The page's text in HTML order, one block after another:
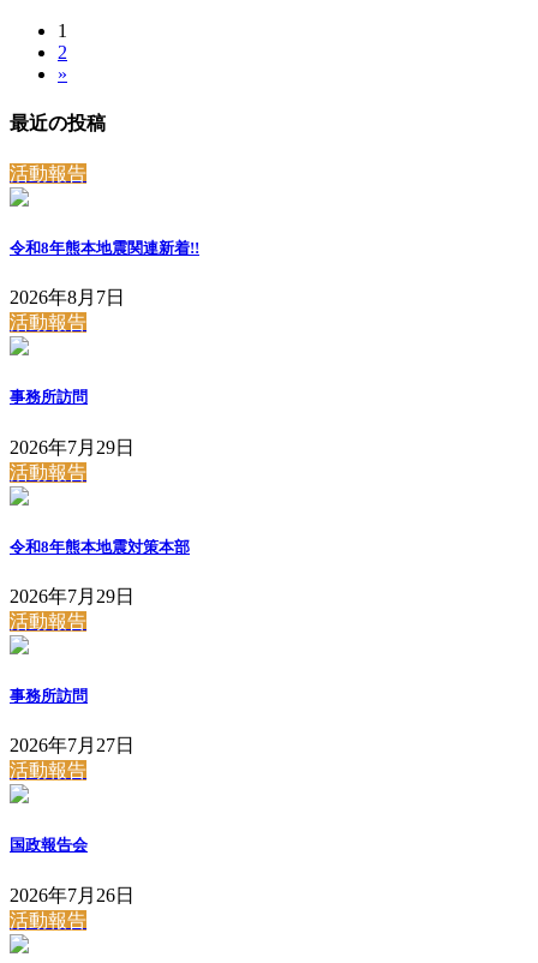
の
ー
ジ
り
固
定
ペ
ジ
1
固
定
ー
2
»
最近の投稿
活動報告
令和8年熊本地震関連新着!!
2026年8月7日
活動報告
事務所訪問
2026年7月29日
活動報告
令和8年熊本地震対策本部
2026年7月29日
活動報告
事務所訪問
2026年7月27日
活動報告
国政報告会
2026年7月26日
活動報告